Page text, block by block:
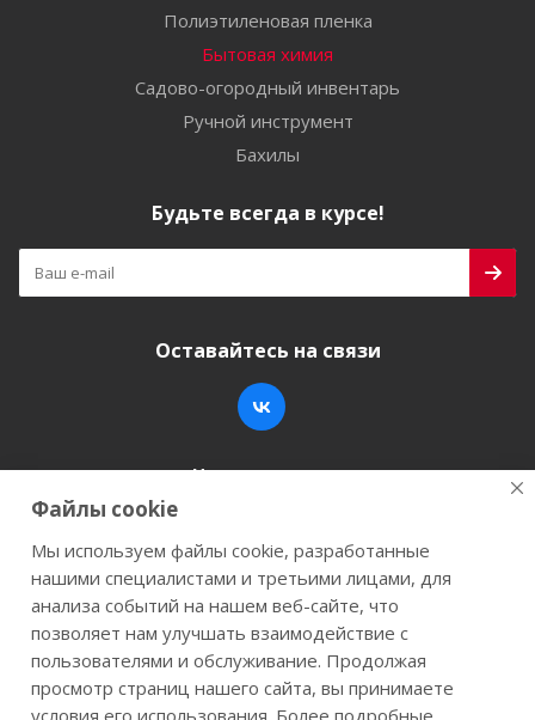
Полиэтиленовая пленка
Бытовая химия
Садово-огородный инвентарь
Ручной инструмент
Бахилы
Будьте всегда в курсе!
Оставайтесь на связи
Наши контакты
+7 (846) 200-05-15
г. Самара, ул. Заводское шоссе, 17
2026 © Строй-К.рф. Сайт не является публичной
Файлы cookie
Мы используем файлы cookie, разработанные
нашими специалистами и третьими лицами, для
анализа событий на нашем веб-сайте, что
позволяет нам улучшать взаимодействие с
пользователями и обслуживание. Продолжая
просмотр страниц нашего сайта, вы принимаете
условия его использования. Более подробные